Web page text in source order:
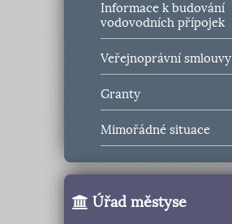
Informace k budování
vodovodních přípojek
Veřejnoprávní smlouvy
Granty
Mimořádné situace
Úřad městyse